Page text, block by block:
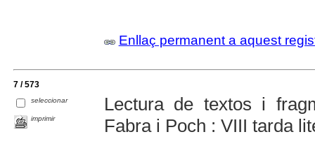
Enllaç permanent a aquest
7 / 573
seleccionar
imprimir
Lectura de textos i
Fabra i Poch : VIII tarda